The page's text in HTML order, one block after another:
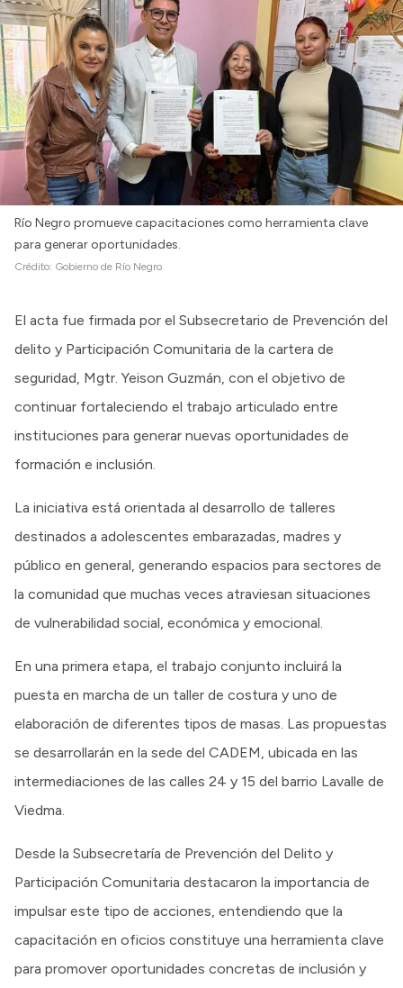
Consulta de pago a proveedores
Convocatorias
Intranet
Login
Río Negro promueve capacitaciones como herramienta clave
para generar oportunidades.
Crédito: Gobierno de Río Negro
El acta fue firmada por el Subsecretario de Prevención del
delito y Participación Comunitaria de la cartera de
seguridad, Mgtr. Yeison Guzmán, con el objetivo de
continuar fortaleciendo el trabajo articulado entre
instituciones para generar nuevas oportunidades de
formación e inclusión.
La iniciativa está orientada al desarrollo de talleres
destinados a adolescentes embarazadas, madres y
público en general, generando espacios para sectores de
la comunidad que muchas veces atraviesan situaciones
de vulnerabilidad social, económica y emocional.
En una primera etapa, el trabajo conjunto incluirá la
puesta en marcha de un taller de costura y uno de
elaboración de diferentes tipos de masas. Las propuestas
se desarrollarán en la sede del CADEM, ubicada en las
intermediaciones de las calles 24 y 15 del barrio Lavalle de
Viedma.
Desde la Subsecretaría de Prevención del Delito y
Participación Comunitaria destacaron la importancia de
impulsar este tipo de acciones, entendiendo que la
capacitación en oficios constituye una herramienta clave
para promover oportunidades concretas de inclusión y